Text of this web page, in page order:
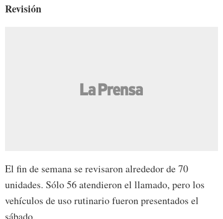
Revisión
El fin de semana se revisaron alrededor de 70
unidades. Sólo 56 atendieron el llamado, pero los
vehículos de uso rutinario fueron presentados el